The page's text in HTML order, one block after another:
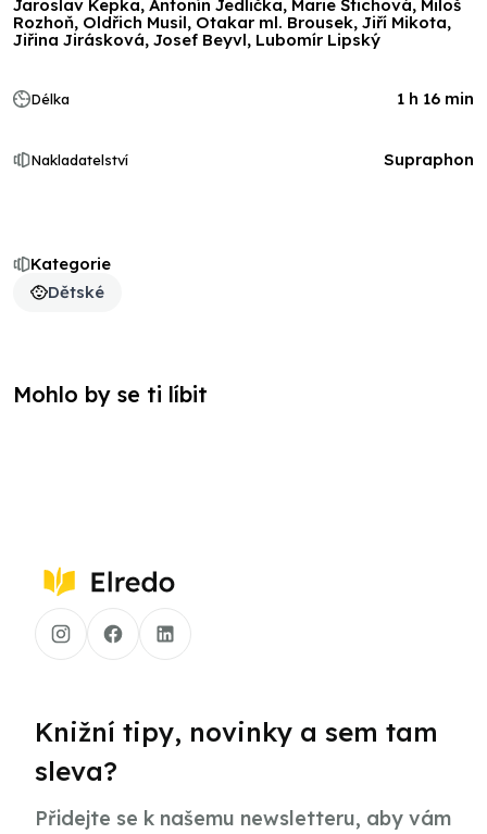
Kategorie
Dětské
Jaroslav Kepka, Antonín Jedlička, Marie Štichová, Miloš
Rozhoň, Oldřich Musil, Otakar ml. Brousek, Jiří Mikota,
Jiřina Jirásková, Josef Beyvl, Lubomír Lipský
Délka 1 h 16 min
Nakladatelství Supraphon
Mohlo by se ti líbit
Knižní tipy, novinky a sem tam
sleva?
Přidejte se k našemu newsletteru, aby vám